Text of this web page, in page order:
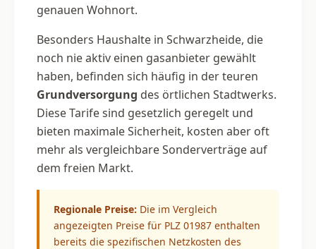
genauen Wohnort.
Besonders Haushalte in Schwarzheide, die
noch nie aktiv einen gasanbieter gewählt
haben, befinden sich häufig in der teuren
Grundversorgung des örtlichen Stadtwerks.
Diese Tarife sind gesetzlich geregelt und
bieten maximale Sicherheit, kosten aber oft
mehr als vergleichbare Sonderverträge auf
dem freien Markt.
Regionale Preise: Die im Vergleich
angezeigten Preise für PLZ 01987 enthalten
bereits die spezifischen Netzkosten des